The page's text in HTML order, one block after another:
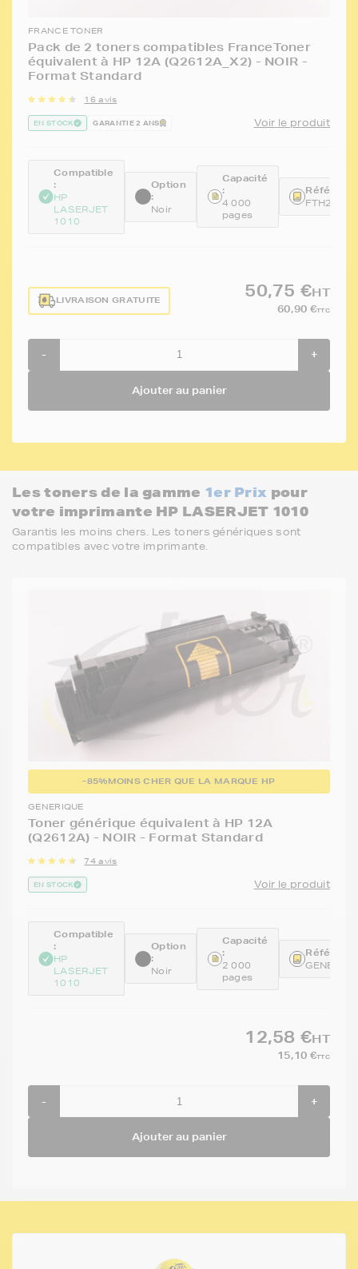
FRANCE TONER
Pack de 2 toners compatibles FranceToner
équivalent à HP 12A (Q2612A_X2) - NOIR -
Format Standard
16 avis
EN STOCK GARANTIE 2 ANS Voir le produit
Compatible
:
HP
LASERJET
1010
Option
:
Noir
Capacité
:
4 000
pages
LIVRAISON GRATUITE
50,75 €HT
60,90 €TTC
- +
Ajouter au panier
Les toners de la gamme 1er Prix pour
votre imprimante HP LASERJET 1010
Garantis les moins chers. Les toners génériques sont
compatibles avec votre imprimante.
-85%MOINS CHER QUE LA MARQUE HP
GENERIQUE
Toner générique équivalent à HP 12A
(Q2612A) - NOIR - Format Standard
74 avis
EN STOCK Voir le produit
Compatible
:
HP
LASERJET
1010
Option
:
Noir
Capacité
:
2 000
pages
12,58 €HT
15,10 €TTC
- +
Ajouter au panier